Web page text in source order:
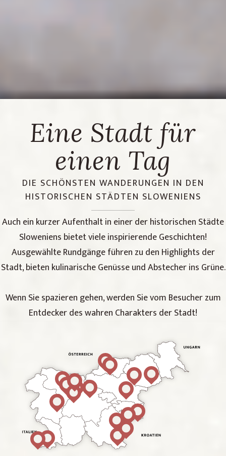
Eine Stadt für
einen Tag
DIE SCHÖNSTEN WANDERUNGEN IN DEN
HISTORISCHEN STÄDTEN SLOWENIENS
Auch ein kurzer Aufenthalt in einer der historischen Städte
Sloweniens bietet viele inspirierende Geschichten!
Ausgewählte Rundgänge führen zu den Highlights der
Stadt, bieten kulinarische Genüsse und Abstecher ins Grüne.
Wenn Sie spazieren gehen, werden Sie vom Besucher zum
Entdecker des wahren Charakters der Stadt!